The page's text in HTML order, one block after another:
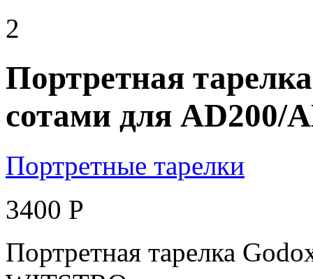
2
Портретная
сотами для AD200/
Портретные тарелки
3400 Р
Портретная тарелка